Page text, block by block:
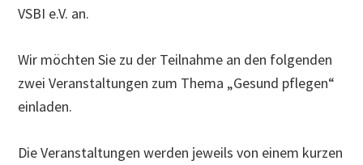
VSBI e.V. an.
Wir möchten Sie zu der Teilnahme an den folgenden
zwei Veranstaltungen zum Thema „Gesund pflegen“
einladen.
Die Veranstaltungen werden jeweils von einem kurzen